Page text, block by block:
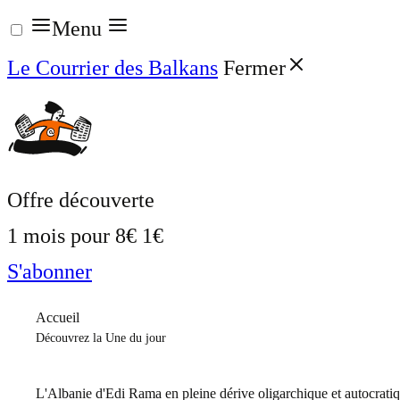
Aller
au
contenu
Menu
Le Courrier des Balkans Fermer
Offre découverte
1 mois pour 8€ 1€
S'abonner
Accueil
Découvrez la Une du jour
L'Albanie d'Edi Rama en pleine dérive oligarchique et